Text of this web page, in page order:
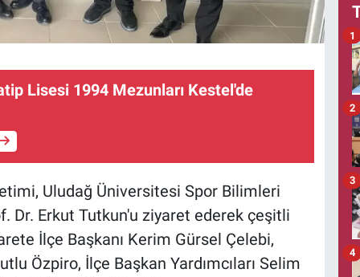
Lisesi 1994 Mezunları Kestel'de
Uludağ Üniversitesi Spor Bilimleri
Dr. Erkut Tutkun'u ziyaret ederek çeşitli
İlçe Başkanı Kerim Gürsel Çelebi,
Özpiro, İlçe Başkan Yardımcıları Selim
1
2
3
4